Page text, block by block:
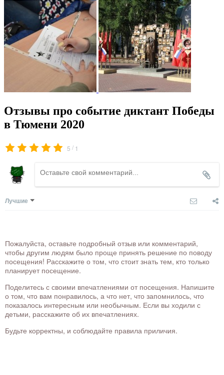
Отзывы про событие диктант Победы
в Тюмени 2020
5 / 1
Лучшие
Пожалуйста, оставьте подробный отзыв или комментарий,
чтобы другим людям было проще принять решение по поводу
посещения! Расскажите о том, что стоит знать тем, кто только
планирует посещение.
Поделитесь с своими впечатлениями от посещения. Напишите
о том, что вам понравилось, а что нет, что запомнилось, что
показалось интересным или необычным. Если вы ходили с
детьми, расскажите об их впечатлениях.
Будьте корректны, и соблюдайте правила приличия.